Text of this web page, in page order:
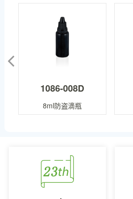
1086-008D
8ml防盗滴瓶